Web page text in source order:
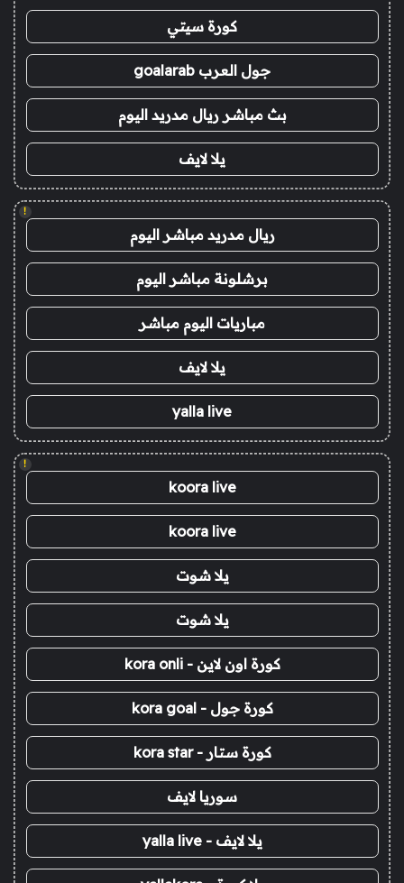
كورة سيتي
جول العرب goalarab
بث مباشر ريال مدريد اليوم
يلا لايف
!
ريال مدريد مباشر اليوم
برشلونة مباشر اليوم
مباريات اليوم مباشر
يلا لايف
yalla live
!
koora live
koora live
يلا شوت
يلا شوت
كورة اون لاين - kora onli
كورة جول - kora goal
كورة ستار - kora star
سوريا لايف
يلا لايف - yalla live